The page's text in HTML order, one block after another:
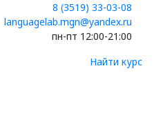
8 (3519) 33-03-08
languagelab.mgn@yandex.ru
пн-пт 12:00-21:00
Найти курс